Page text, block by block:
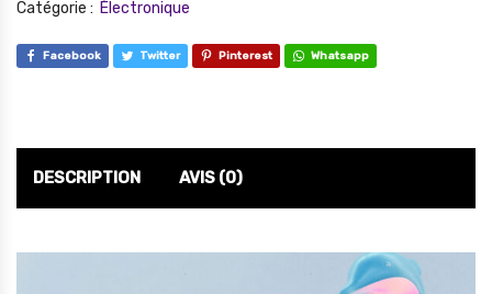
Catégorie : Électronique
Facebook Twitter Pinterest Whatsapp
DESCRIPTION AVIS (0)